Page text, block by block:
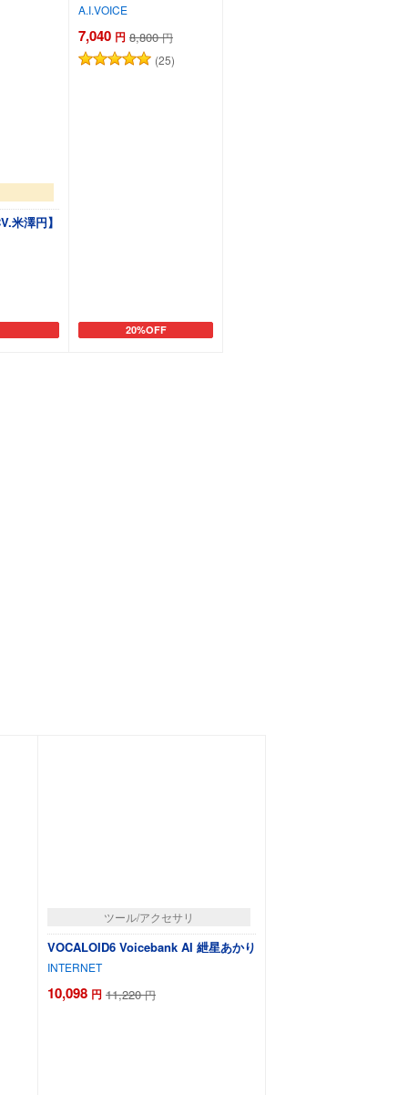
米澤円】
A.I.VOICE
7,040 円 8,800 円
(25)
20%OFF
カートに追加
ツール/アクセサリ
VOCALOID6 Voicebank AI 紲星あかり
INTERNET
10,098 円 11,220 円